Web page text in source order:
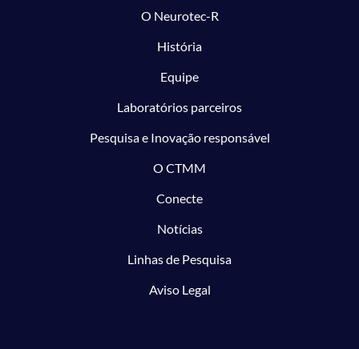
O Neurotec-R
História
Equipe
Laboratórios parceiros
Pesquisa e Inovação responsável
O CTMM
Conecte
Notícias
Linhas de Pesquisa
Aviso Legal